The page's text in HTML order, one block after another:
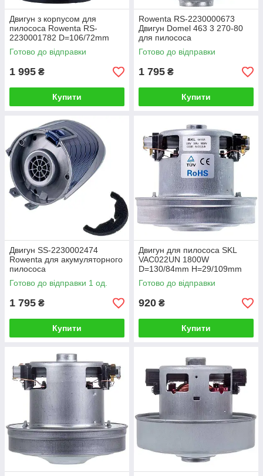
Двигун з корпусом для
пилососа Rowenta RS-
2230001782 D=106/72mm
H=25/105mm
Готово до відправки
1 995 ₴
Купити
Rowenta RS-2230000673
Двигун Domel 463 3 270-80
для пилососа
Готово до відправки
1 795 ₴
Купити
Двигун SS-2230002474
Rowenta для акумуляторного
пилососа
Готово до відправки 1 од.
1 795 ₴
Купити
Двигун для пилососа SKL
VAC022UN 1800W
D=130/84mm H=29/109mm
(універсальний)
Готово до відправки
920 ₴
Купити